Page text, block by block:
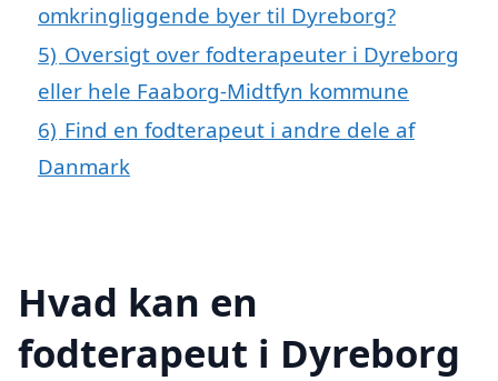
omkringliggende byer til Dyreborg?
5) Oversigt over fodterapeuter i Dyreborg
eller hele Faaborg-Midtfyn kommune
6) Find en fodterapeut i andre dele af
Danmark
Hvad kan en
fodterapeut i Dyreborg